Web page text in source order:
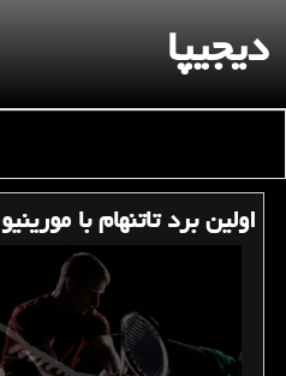
دیجیپا
اولین برد تاتنهام با مورینیو